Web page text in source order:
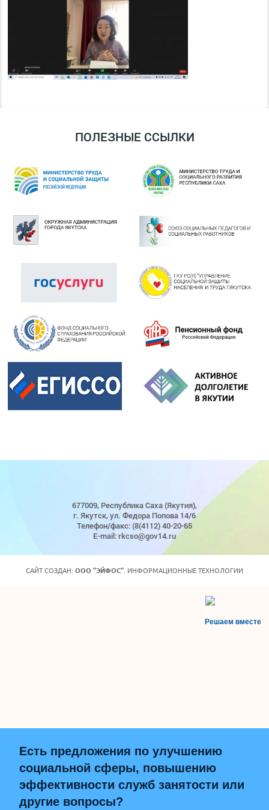
ПОЛЕЗНЫЕ ССЫЛКИ
677009, Республика Саха (Якутия),
г. Якутск, ул. Федора Попова 14/6
Телефон/факс: (8(4112) 40-20-65
E-mail: rkcso@gov14.ru
САЙТ СОЗДАН: ООО "ЭЙФОС" . ИНФОРМАЦИОННЫЕ ТЕХНОЛОГИИ
Решаем вместе
Есть предложения по улучшению
социальной сферы, повышению
эффективности служб занятости или
другие вопросы?